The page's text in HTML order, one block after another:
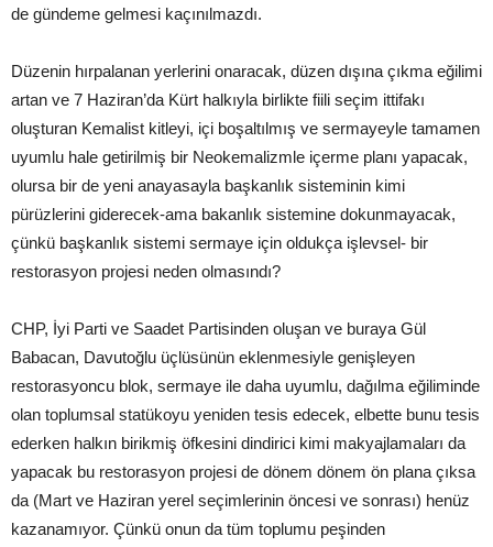
de gündeme gelmesi kaçınılmazdı.
Düzenin hırpalanan yerlerini onaracak, düzen dışına çıkma eğilimi
artan ve 7 Haziran’da Kürt halkıyla birlikte fiili seçim ittifakı
oluşturan Kemalist kitleyi, içi boşaltılmış ve sermayeyle tamamen
uyumlu hale getirilmiş bir Neokemalizmle içerme planı yapacak,
olursa bir de yeni anayasayla başkanlık sisteminin kimi
pürüzlerini giderecek-ama bakanlık sistemine dokunmayacak,
çünkü başkanlık sistemi sermaye için oldukça işlevsel- bir
restorasyon projesi neden olmasındı?
CHP, İyi Parti ve Saadet Partisinden oluşan ve buraya Gül
Babacan, Davutoğlu üçlüsünün eklenmesiyle genişleyen
restorasyoncu blok, sermaye ile daha uyumlu, dağılma eğiliminde
olan toplumsal statükoyu yeniden tesis edecek, elbette bunu tesis
ederken halkın birikmiş öfkesini dindirici kimi makyajlamaları da
yapacak bu restorasyon projesi de dönem dönem ön plana çıksa
da (Mart ve Haziran yerel seçimlerinin öncesi ve sonrası) henüz
kazanamıyor. Çünkü onun da tüm toplumu peşinden